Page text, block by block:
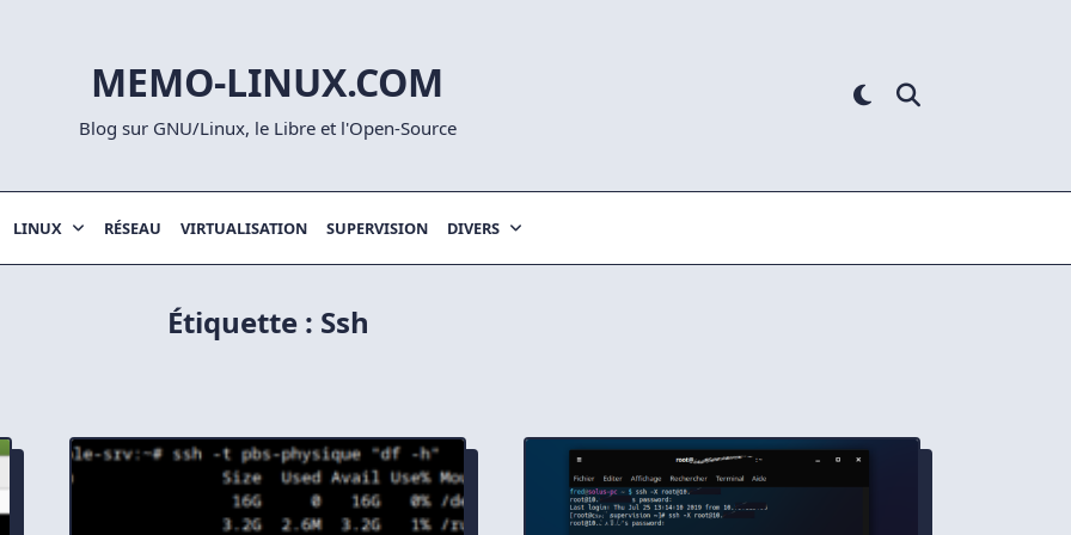
MEMO-LINUX.COM
Blog sur GNU/Linux, le Libre et l'Open-Source
LINUX RÉSEAU VIRTUALISATION SUPERVISION DIVERS
Étiquette : Ssh